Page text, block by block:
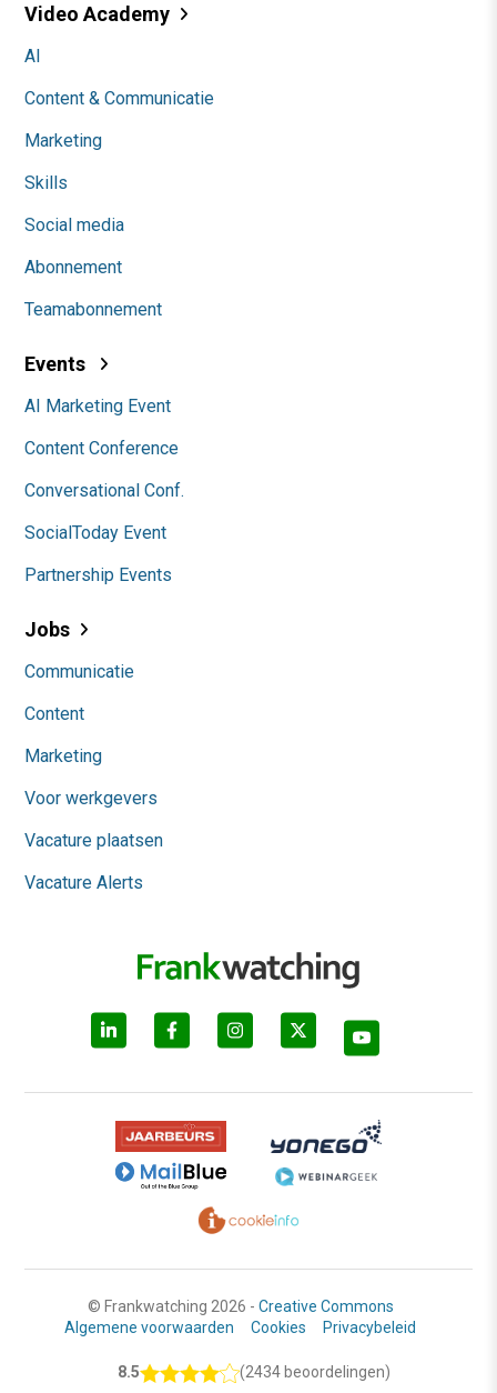
Video Academy
AI
Content & Communicatie
Marketing
Skills
Social media
Abonnement
Teamabonnement
Events
AI Marketing Event
Content Conference
Conversational Conf.
SocialToday Event
Partnership Events
Jobs
Communicatie
Content
Marketing
Voor werkgevers
Vacature plaatsen
Vacature Alerts
© Frankwatching 2026 - Creative Commons
Algemene voorwaarden
Cookies Privacybeleid
8.5 (2434 beoordelingen)